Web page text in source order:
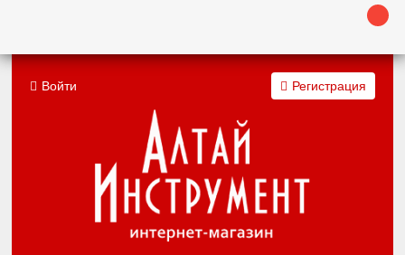
Войти Регистрация